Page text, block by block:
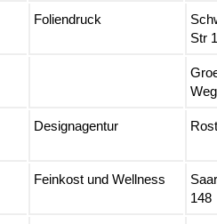
Foliendruck
Str 1
Designagentur
Feinkost und Wellness
148